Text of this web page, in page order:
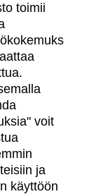
toimii
voit
ja
käyttöön